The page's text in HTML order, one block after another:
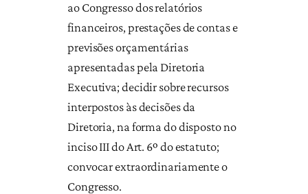
ao Congresso dos relatórios
financeiros, prestações de contas e
previsões orçamentárias
apresentadas pela Diretoria
Executiva; decidir sobre recursos
interpostos às decisões da
Diretoria, na forma do disposto no
inciso III do Art. 6º do estatuto;
convocar extraordinariamente o
Congresso.